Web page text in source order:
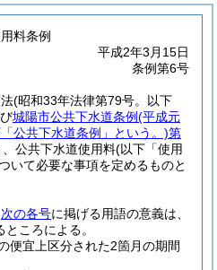
料条例
平成2年3月15日
条例第6号
(昭和33年法律第79号。以下
城陽市公共下水道条例(平成元
公共下水道条例」という。)第
公共下水道使用料(以下「使用
いて必要な事項を定めるものと
次の各号に掲げる用語の意義は、
ところによる。
宜上区分された2箇月の期間